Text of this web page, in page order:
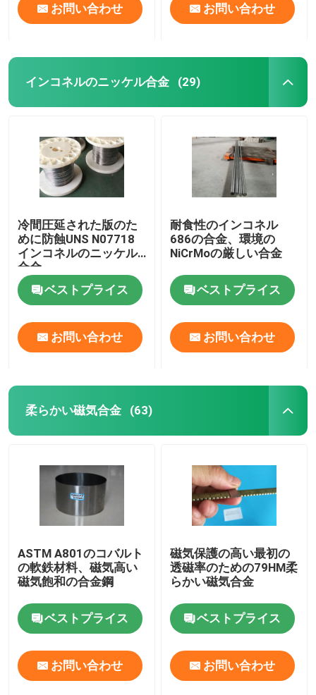
お問い合わせ お問い合わせ
インコネルのニッケル合金 (29)
冷間圧延された版のた
めに防蝕UNS N07718
インコネルのニッケル
合金
ベストプライス
お問い合わせ
耐食性のインコネル
686の合金、環境の
NiCrMoの厳しい合金
ベストプライス
お問い合わせ
柔らかい磁気合金 (63)
ASTM A801のコバルト
の軟鉄材料、磁気高い
磁気飽和の合金鋼
ベストプライス
お問い合わせ
磁気保護の高い最初の
透磁率のための79HM柔
らかい磁気合金
ベストプライス
お問い合わせ